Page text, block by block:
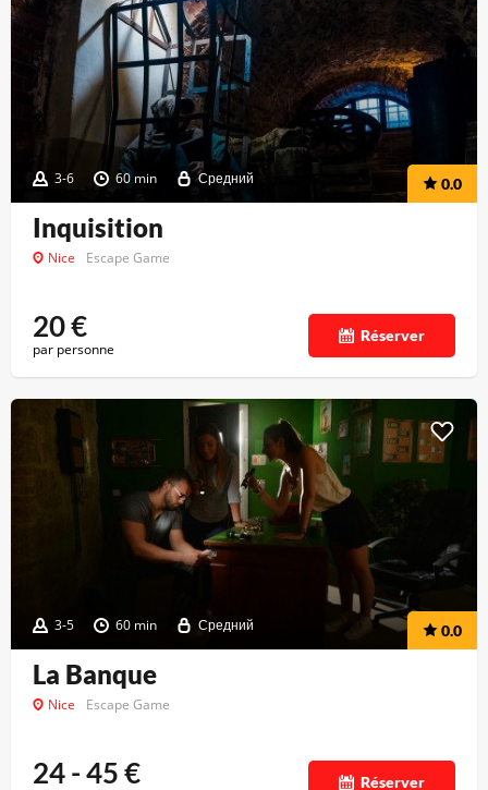
3-6 60 min Средний 0.0
Inquisition
Nice Escape Game
20€
par personne
Réserver
3-5 60 min Средний 0.0
La Banque
Nice Escape Game
24 - 45€ Réserver